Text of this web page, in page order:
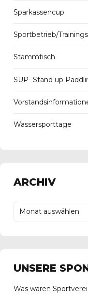
Sparkassencup
Sportbetrieb/
Stammtisch
SUP- Stand up
Wassersporttage
ARCHIV
UNSERE
Was wären